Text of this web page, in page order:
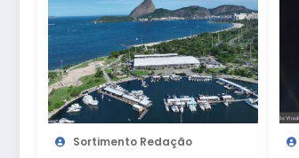
Sortimento Redação